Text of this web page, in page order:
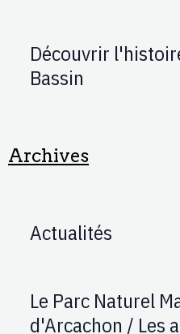
Découvrir
Bassin
Archives
Actualités
Le Parc Naturel
d'Arcachon / Les